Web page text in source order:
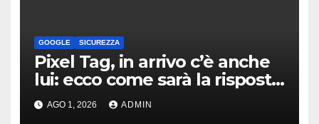
GOOGLE SICUREZZA
Pixel Tag, in arrivo c’è anche
lui: ecco come sarà la risposta
di Google agli AirTag
AGO 1, 2026 ADMIN